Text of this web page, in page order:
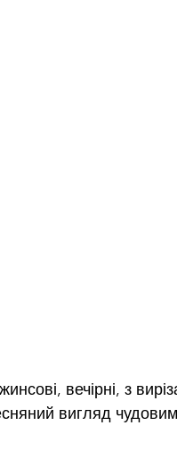
вечірні, з
вигляд